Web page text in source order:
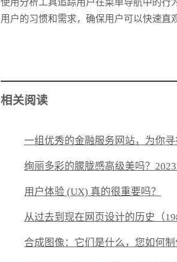
使用分析工具追踪用户在菜单导航中的行
用户的习惯和需求，确保用户可以快速直
相关阅读
一组优秀的金融服务网站，为你
绚丽多彩的朦胧感高级美吗？
用户体验 (UX) 真的很重要吗？
从过去到现在网页设计的历史（
合成图像：它们是什么，您如何制